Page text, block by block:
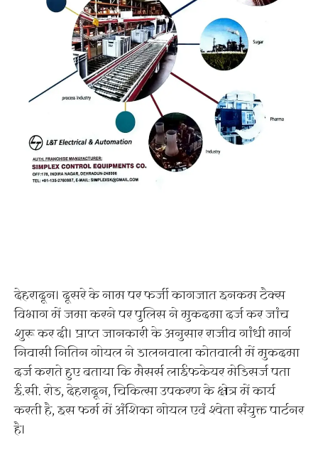
देहरादून। दूसरे के नाम पर फर्जी कागजात इनकम टैक्स
विभाग में जमा करने पर पुलिस ने मुकदमा दर्ज कर जांच
शुरू कर दी। प्राप्त जानकारी के अनुसार राजीव गांधी मार्ग
निवासी नितिन गोयल ने डालनवाला कोतवाली में मुकदमा
दर्ज कराते हुए बताया कि मैसर्स लाईफकेयर मेडिसर्ज पता
ई.सी. रोड, देहरादून, चिकित्सा उपकरण के क्षेत्र में कार्य
करती है, इस फर्म में अंशिका गोयल एवं श्वेता संयुक्त पार्टनर
है।